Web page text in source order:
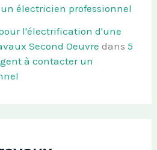
électricien professionnel
l'électrification d'une
Second Oeuvre dans5
à contacter un